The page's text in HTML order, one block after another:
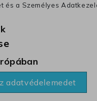
és a Személyes
adatvédelemedet